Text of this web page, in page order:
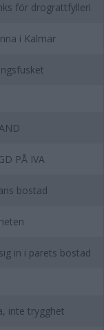
för drograttfylleri
i Kalmar
PÅ IVA
bostad
in i parets bostad
inte trygghet